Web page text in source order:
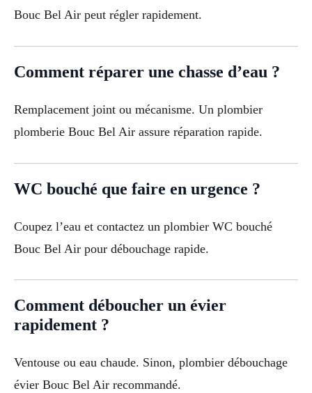
Bouc Bel Air peut régler rapidement.
Comment réparer une chasse d’eau ?
Remplacement joint ou mécanisme. Un plombier
plomberie Bouc Bel Air assure réparation rapide.
WC bouché que faire en urgence ?
Coupez l’eau et contactez un plombier WC bouché
Bouc Bel Air pour débouchage rapide.
Comment déboucher un évier
rapidement ?
Ventouse ou eau chaude. Sinon, plombier débouchage
évier Bouc Bel Air recommandé.